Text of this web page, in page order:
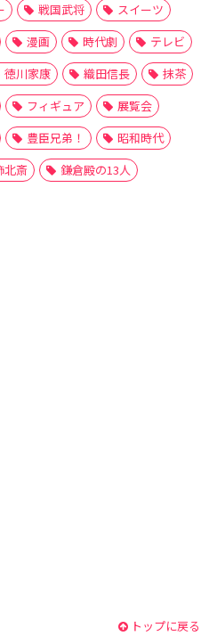
戦国武将
スイーツ
漫画 時代劇
テレビ
徳川家康 織田信長
抹茶
フィギュア
展覧会
豊臣兄弟！
昭和時代
北斎 鎌倉殿の13人
トップに戻る